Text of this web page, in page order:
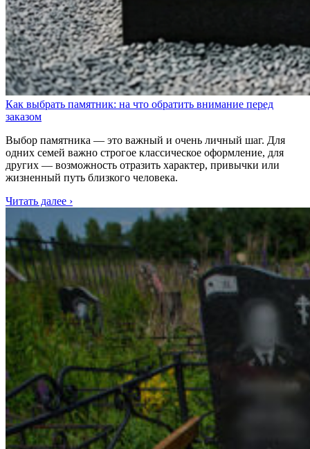
Как выбрать памятник: на что обратить внимание перед
заказом
Выбор памятника — это важный и очень личный шаг. Для
одних семей важно строгое классическое оформление, для
других — возможность отразить характер, привычки или
жизненный путь близкого человека.
Читать далее ›